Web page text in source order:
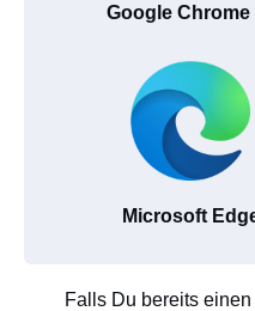
Google Chrome
Microsoft
Falls Du bereits